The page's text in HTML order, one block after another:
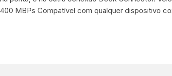
MBPs Compatível com qualquer dispositivo